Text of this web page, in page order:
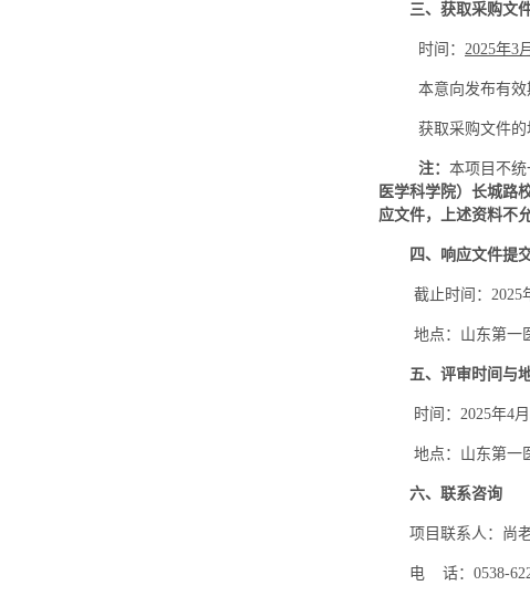
三、获取采购文
时间： 2025年3月
本意向发布有效
获取采购文件
注： 本项目不统
医学科学院）长城路
应文件，上述资料不
四、响应文件提
截止时间： 2025
地点：山东第一
五、评审时间与
时间： 2025年4月
地点：山东第一
六、联系咨询
项目联系人：尚
电 话： 0538-